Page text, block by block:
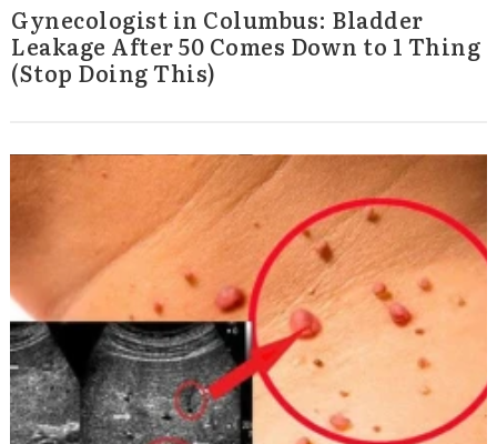
Gynecologist in Columbus: Bladder
Leakage After 50 Comes Down to 1 Thing
(Stop Doing This)